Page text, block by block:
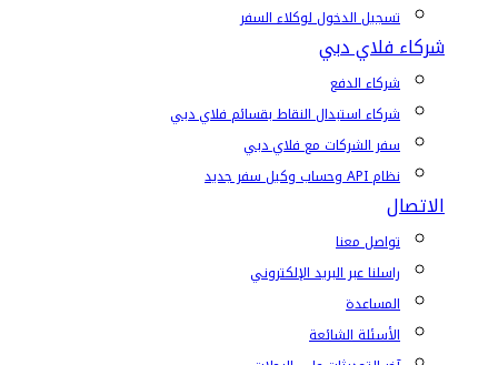
تسجيل الدخول لوكلاء السفر
شركاء فلاي دبي
شركاء الدفع
شركاء استبدال النقاط بقسائم فلاي دبي
سفر الشركات مع فلاي دبي
نظام API وحساب وكيل سفر جديد
الاتصال
تواصل معنا
راسلنا عبر البريد الإلكتروني
المساعدة
الأسئلة الشائعة